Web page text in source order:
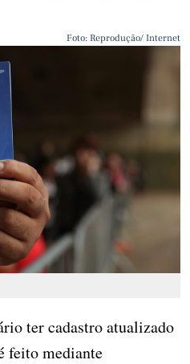
Foto: Reprodução/ Internet
ter cadastro atualizado
feito mediante